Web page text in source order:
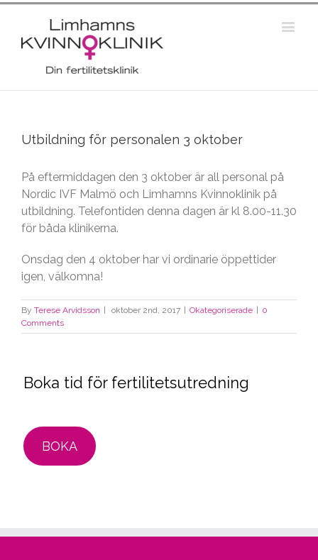
Utbildning för personalen 3 oktober
På eftermiddagen den 3 oktober är all personal på
Nordic IVF Malmö och Limhamns Kvinnoklinik på
utbildning. Telefontiden denna dagen är kl 8.00-11.30
för båda klinikerna.
Onsdag den 4 oktober har vi ordinarie öppettider
igen, välkomna!
By Terese Arvidsson oktober 2nd, 2017 Okategoriserade
0
Comments
Boka tid för fertilitetsutredning
BOKA